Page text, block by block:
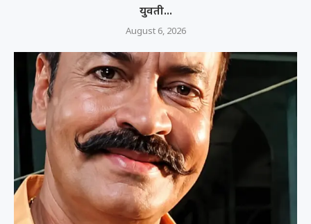
युवती...
August 6, 2026